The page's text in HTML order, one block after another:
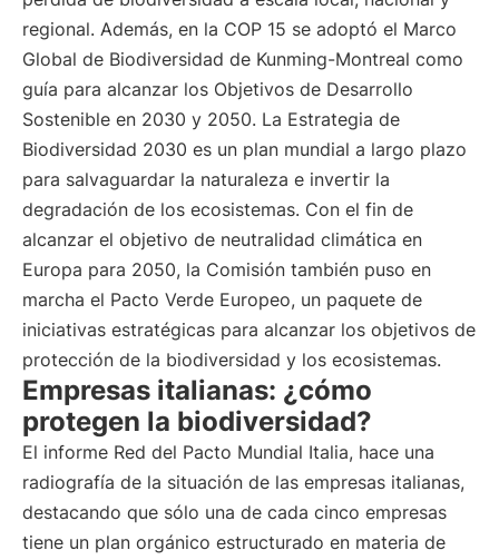
regional. Además, en la COP 15 se adoptó el Marco
Global de Biodiversidad de Kunming-Montreal como
guía para alcanzar los Objetivos de Desarrollo
Sostenible en 2030 y 2050. La Estrategia de
Biodiversidad 2030 es un plan mundial a largo plazo
para salvaguardar la naturaleza e invertir la
degradación de los ecosistemas. Con el fin de
alcanzar el objetivo de neutralidad climática en
Europa para 2050, la Comisión también puso en
marcha el Pacto Verde Europeo, un paquete de
iniciativas estratégicas para alcanzar los objetivos de
protección de la biodiversidad y los ecosistemas.
Empresas italianas: ¿cómo
protegen la biodiversidad?
El informe Red del Pacto Mundial Italia, hace una
radiografía de la situación de las empresas italianas,
destacando que sólo una de cada cinco empresas
tiene un plan orgánico estructurado en materia de